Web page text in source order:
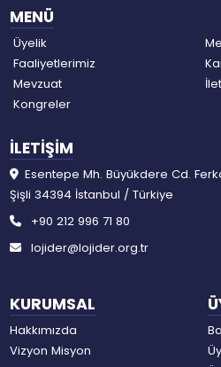
MENÜ
Üyelik
Faaliyetlerimiz
Mevzuat
Kongreler
KURUMSAL
Hakkımızda
Vizyon Misyon
İLETİŞİM
Esentepe Mh. Büyükdere Cd.
Şişli 34394 İstanbul / Türkiye
+90 212 996 71 80
lojider@lojider.org.tr